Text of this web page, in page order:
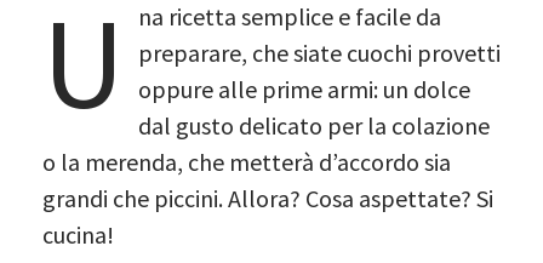
U
na ricetta semplice e facile da
preparare, che siate cuochi provetti
oppure alle prime armi: un dolce
dal gusto delicato per la colazione
o la merenda, che metterà d’accordo sia
grandi che piccini. Allora? Cosa aspettate? Si
cucina!